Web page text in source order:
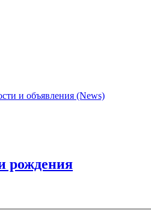
и объявления (News)
рождения